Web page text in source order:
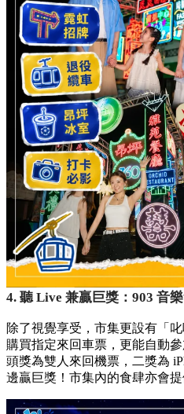
4. 聽 Live 兼贏巨獎：903 音
除了視覺享受，市集更設有「
購買指定來回車票，更能自動
頭獎為雙人來回機票，二獎為
邊贏巨獎！市集內的食肆亦會